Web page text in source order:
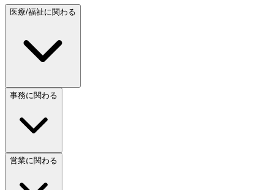
医療/福祉に関わる
事務に関わる
営業に関わる